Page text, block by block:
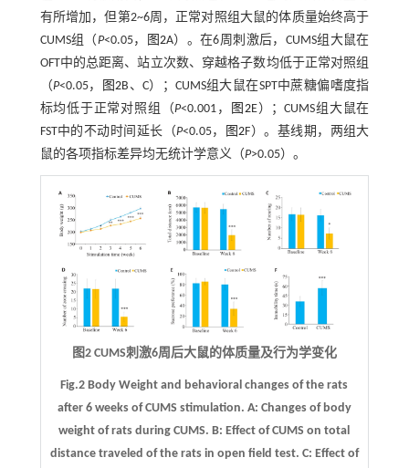
有所增加，但第2~6周，正常对照组大鼠的体质量始终高于
CUMS组（P<0.05， 图2A）。在6周刺激后，CUMS组大鼠在
OFT中的总距离、站立次数、穿越格子数均低于正常对照组
（P<0.05， 图2B、C）；CUMS组大鼠在SPT中蔗糖偏嗜度指
标均低于正常对照组（P<0.001， 图2E）；CUMS组大鼠在
FST中的不动时间延长（P<0.05， 图2F）。基线期，两组大
鼠的各项指标差异均无统计学意义（P>0.05）。
图2 CUMS刺激6周后大鼠的体质量及行为学变化
Fig.2 Body Weight and behavioral changes of the rats
after 6 weeks of CUMS stimulation. A: Changes of body
weight of rats during CUMS. B: Effect of CUMS on total
distance traveled of the rats in open field test. C: Effect of